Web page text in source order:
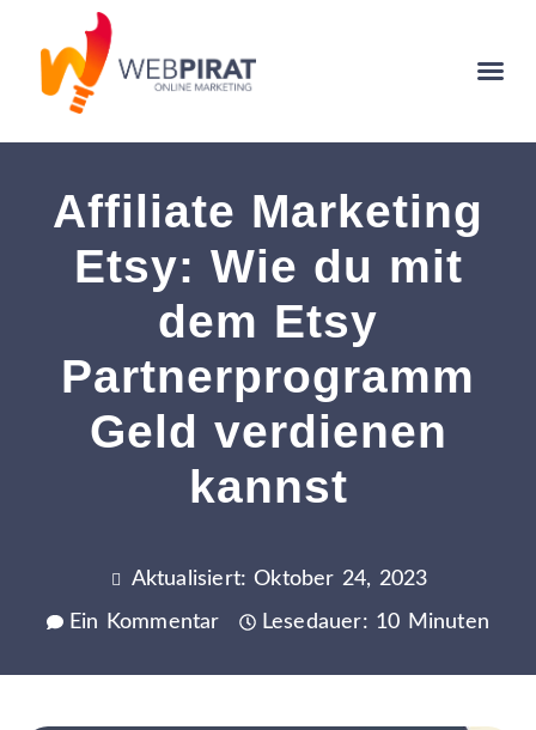
Affiliate Marketing
Etsy: Wie du mit
dem Etsy
Partnerprogramm
Geld verdienen
kannst
Aktualisiert: Oktober 24, 2023
Ein Kommentar
Lesedauer: 10 Minuten